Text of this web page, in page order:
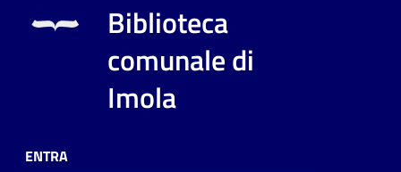
Scopri
online
Biblioteca
comunale di
Imola
ENTRA